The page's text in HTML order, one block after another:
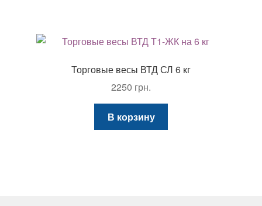
Торговые весы ВТД СЛ 6 кг
2250 грн.
В корзину